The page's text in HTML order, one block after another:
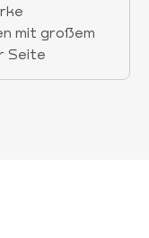
mit großem
Seite